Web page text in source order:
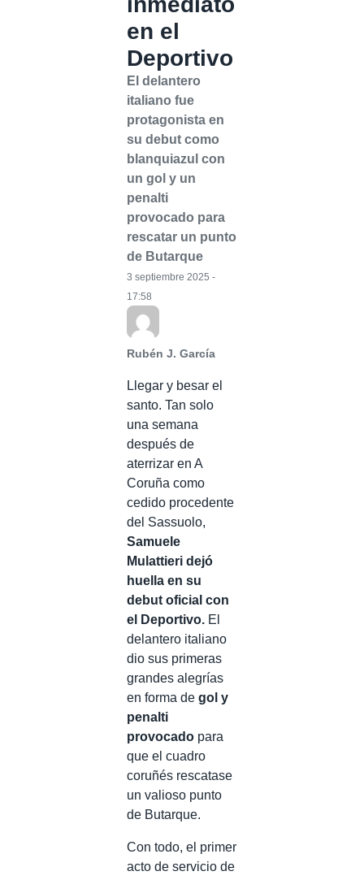
en el
Deportivo
El delantero
italiano fue
protagonista en
su debut como
blanquiazul con
un gol y un
penalti
provocado para
rescatar un punto
de Butarque
Rubén J. García
3 septiembre 2025 -
17:58
Llegar y besar el
santo. Tan solo
una semana
después de
aterrizar en A
Coruña como
cedido procedente
del Sassuolo,
Samuele
Mulattieri dejó
huella en su
debut oficial con
el Deportivo. El
delantero italiano
dio sus primeras
grandes alegrías
en forma de gol y
penalti
provocado para
que el cuadro
coruñés rescatase
un valioso punto
de Butarque.
Con todo, el primer
acto de servicio de